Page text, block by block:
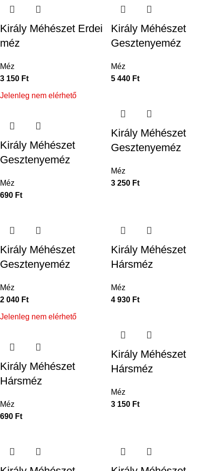
Király Méhészet Erdei
méz
Méz
3 150 Ft
Király Méhészet
Gesztenyeméz
Méz
5 440 Ft
Jelenleg nem elérhető
Király Méhészet
Gesztenyeméz
Méz
690 Ft
Király Méhészet
Gesztenyeméz
Méz
3 250 Ft
Király Méhészet
Gesztenyeméz
Méz
2 040 Ft
Király Méhészet
Hársméz
Méz
4 930 Ft
Jelenleg nem elérhető
Király Méhészet
Hársméz
Méz
690 Ft
Király Méhészet
Hársméz
Méz
3 150 Ft